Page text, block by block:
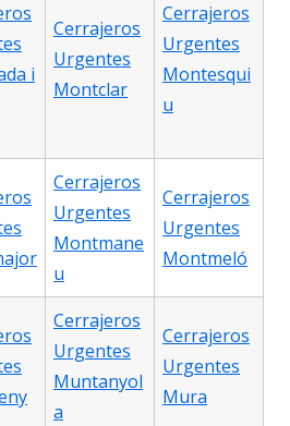
i
Cerrajeros
Urgentes
Montclar
Cerrajeros
Urgentes
Montesqui
u
Cerrajeros
Urgentes
Montmane
u
Cerrajeros
Urgentes
Montmeló
Cerrajeros
Urgentes
Muntanyol
a
Cerrajeros
Urgentes
Mura